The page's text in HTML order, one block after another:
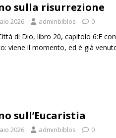
sulla risurrezione
2026 adminbiblos 0
di Dio, libro 20, capitolo 6:E
viene il momento, ed è già
sull’Eucaristia
2026 adminbiblos 0